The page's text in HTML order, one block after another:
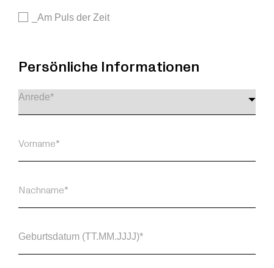
_Am Puls der Zeit
Persönliche Informationen
Geburtsdatum (TT.MM.JJJJ)*